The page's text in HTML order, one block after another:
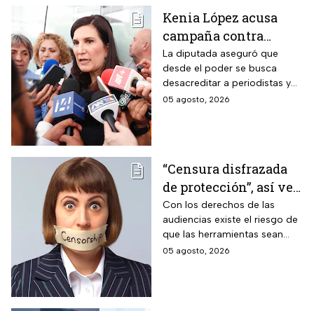
Kenia López acusa
campaña contra
periodistas y lanza
advertencia por la
libertad de expresión
La diputada aseguró que
desde el poder se busca
desacreditar a periodistas y
medios de comunicación.
05 agosto, 2026
“Censura disfrazada
de protección”, así ve
Roberto Ruíz los
cambios a la Ley de
Telecomunicaciones
Con los derechos de las
audiencias existe el riesgo de
que las herramientas sean
utilizadas para presionar o
05 agosto, 2026